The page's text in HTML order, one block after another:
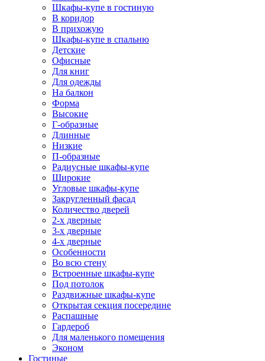
Шкафы-купе в гостиную
В коридор
В прихожую
Шкафы-купе в спальню
Детские
Офисные
Для книг
Для одежды
На балкон
Форма
Высокие
Г-образные
Длинные
Низкие
П-образные
Радиусные шкафы-купе
Широкие
Угловые шкафы-купе
Закругленный фасад
Количество дверей
2-х дверные
3-х дверные
4-х дверные
Особенности
Во всю стену
Встроенные шкафы-купе
Под потолок
Раздвижные шкафы-купе
Открытая секция посередине
Распашные
Гардероб
Для маленького помещения
Эконом
Гостиные